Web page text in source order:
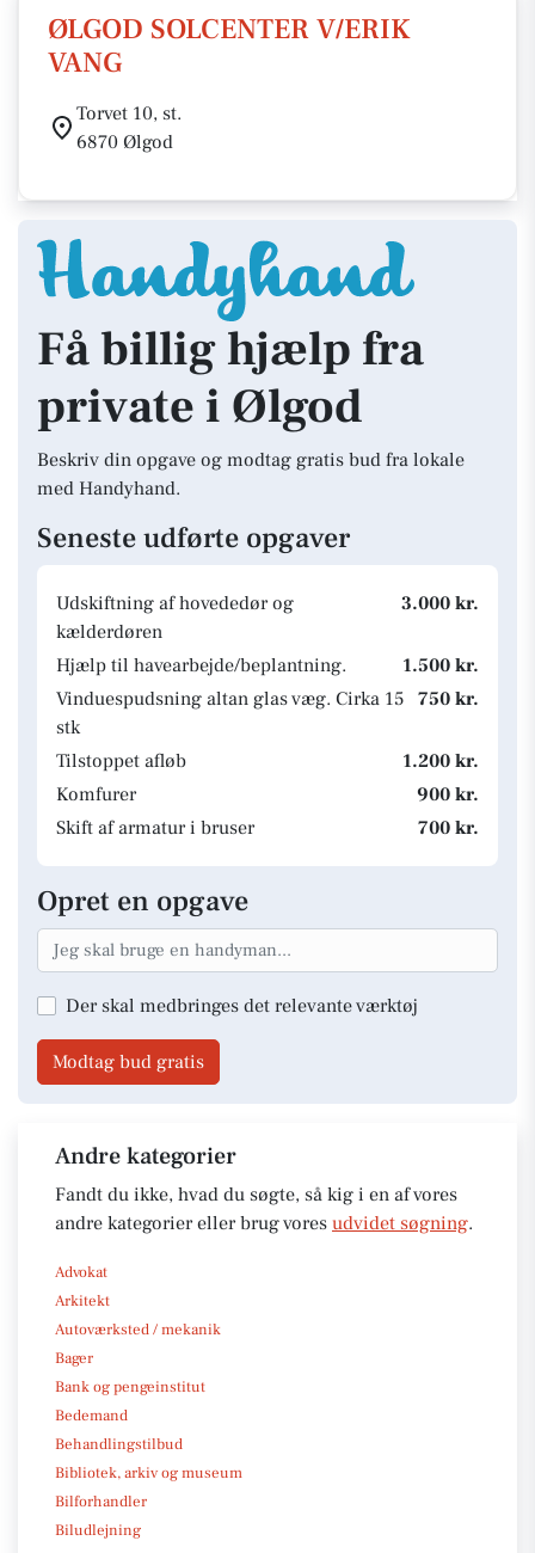
ØLGOD SOLCENTER V/ERIK
VANG
Torvet 10, st.
6870 Ølgod
Få billig hjælp fra
private i Ølgod
Beskriv din opgave og modtag gratis bud fra lokale
med Handyhand.
Seneste udførte opgaver
Udskiftning af hovededør og
kælderdøren
3.000 kr.
Hjælp til havearbejde/beplantning.
1.500 kr.
Vinduespudsning altan glas væg. Cirka 15
stk
750 kr.
Tilstoppet afløb
1.200 kr.
Komfurer
900 kr.
Skift af armatur i bruser
700 kr.
Opret en opgave
Der skal medbringes det relevante værktøj
Modtag bud gratis
Andre kategorier
Fandt du ikke, hvad du søgte, så kig i en af vores
andre kategorier eller brug vores udvidet søgning.
Advokat
Arkitekt
Autoværksted / mekanik
Bager
Bank og pengeinstitut
Bedemand
Behandlingstilbud
Bibliotek, arkiv og museum
Bilforhandler
Biludlejning